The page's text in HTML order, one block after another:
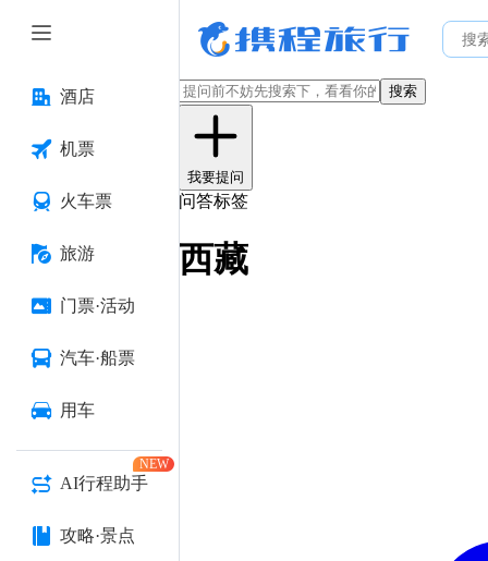
酒店
机票
火车票
旅游
门票·活动
汽车·船票
用车
AI行程助手
NEW
攻略·景点
搜索
我要提问
问答标签
西藏